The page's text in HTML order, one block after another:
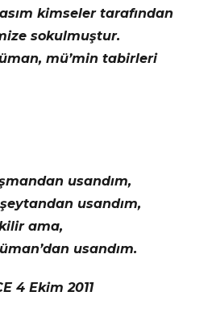
kimseler tarafından
sokulmuştur.
mü’min tabirleri
usandım,
usandım,
ama,
usandım.
4 Ekim 2011